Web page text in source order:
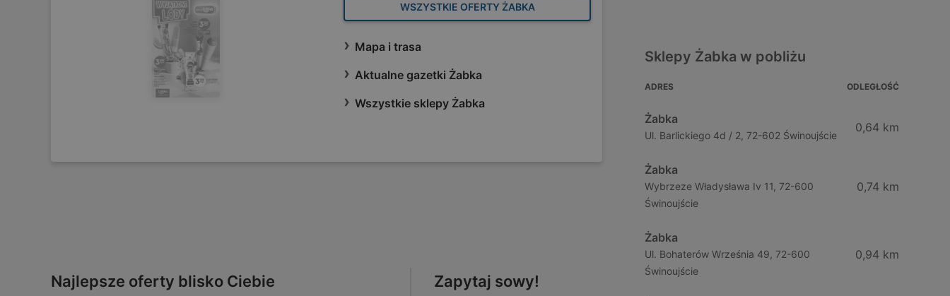
WSZYSTKIE OFERTY ŻABKA
Mapa i trasa
Aktualne gazetki Żabka
Wszystkie sklepy Żabka
Najlepsze oferty blisko Ciebie Zapytaj sowy!
Sklepy Żabka w pobliżu
ADRES ODLEGŁOŚĆ
Żabka
Ul. Barlickiego 4d / 2, 72-602 Świnoujście
0,64 km
Żabka
Wybrzeze Władysława Iv 11, 72-600
Świnoujście
0,74 km
Żabka
Ul. Bohaterów Września 49, 72-600
Świnoujście
0,94 km